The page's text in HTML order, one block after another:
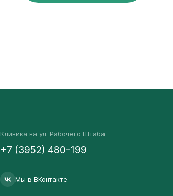
Клиника на ул. Рабочего Штаба
+7 (3952) 480-199
Мы в ВКонтакте